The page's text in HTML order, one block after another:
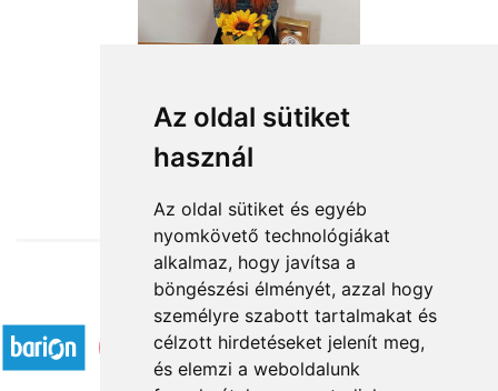
Az oldal sütiket
használ
Az oldal sütiket és egyéb
nyomkövető technológiákat
alkalmaz, hogy javítsa a
böngészési élményét, azzal hogy
személyre szabott tartalmakat és
célzott hirdetéseket jelenít meg,
és elemzi a weboldalunk
Sárga-bársonyzöld manólány
18 360 Ft-tól
Elfogadott fizetési módok